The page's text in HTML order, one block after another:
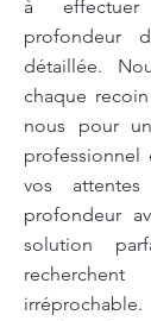
à
profondeur
détaillée.
chaque
nous pour
professionnel
vos
profondeur
solution